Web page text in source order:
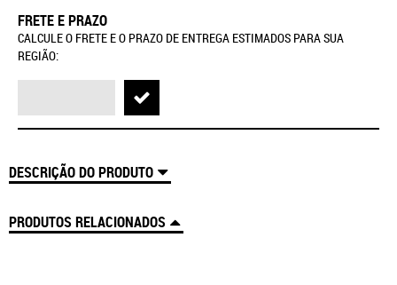
FRETE E PRAZO
CALCULE O FRETE E O PRAZO DE ENTREGA ESTIMADOS PARA SUA
REGIÃO:
DESCRIÇÃO DO PRODUTO
PRODUTOS RELACIONADOS